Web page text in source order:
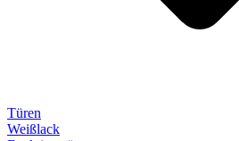
Türen
Weißlack